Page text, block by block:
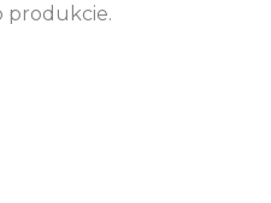
produkcie.